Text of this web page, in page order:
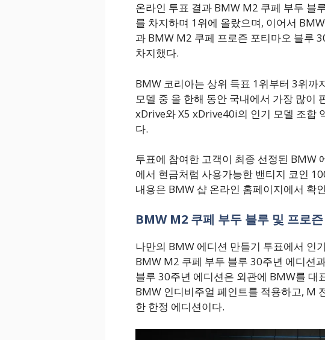
온라인 투표 결과 BMW M2 쿠페 부두 블
를 차지하며 1위에 올랐으며, 이어서
과 BMW M2 쿠페 프로즌 포티마오 블루
차지했다.
BMW 코리아는 상위 득표 1위부터 3위까
모델 중 올 한해 동안 국내에서 가장 많이
xDrive와 X5 xDrive40i의 인기 모델 조합
다.
투표에 참여한 고객이 최종 선정된 BMW
에서 현금처럼 사용가능한 밴티지 코인
내용은 BMW 샵 온라인 홈페이지에서 확
BMW M2 쿠페 부두 블루 및 프로
나만의 BMW 에디션 만들기 투표에서 인
BMW M2 쿠페 부두 블루 30주년 에디션
블루 30주년 에디션은 외관에 BMW를 대
BMW 인디비주얼 페인트를 적용하고, M
한 한정 에디션이다.